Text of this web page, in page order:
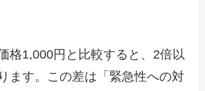
格1,000円と比較すると、2倍以
ます。この差は「緊急性への対